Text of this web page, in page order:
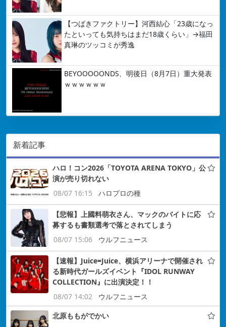
【つばきファクトリー】河西結心「23歳になっ
たといっても気持ちはまだ18歳くらい」→福田
真琳のツッコミが秀逸
BEYOOOOONDS、明後日（8月7日）重大発表
ｗｗｗｗｗｗ
新着記事
ハロ！コン2026「TOYOTA ARENA TOKYO」公
演が売り切れない
08/07 16:15
ハロプロの種
【悲報】上國料萌衣さん、マックのバイトに応
募するも書類選考で落とされてしまう
08/07 15:06
ウルフニュース
【速報】Juice=Juice、横浜アリーナで開催され
る新時代ガールズイベント『IDOL RUNWAY
COLLECTION』に出演決定！！
08/07 14:02
ウルフニュース
北原ももがでかい